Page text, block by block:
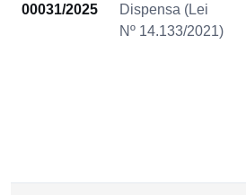
00031/2025
Dispensa (Lei
Nº 14.133/2021)